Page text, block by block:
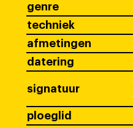
genre
techniek
afmetingen
datering
signatuur
ploeglid